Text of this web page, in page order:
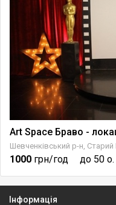
Art Space Браво -
Шевченківський р-н, Старий
1000 грн/год до 50 о.
Інформація